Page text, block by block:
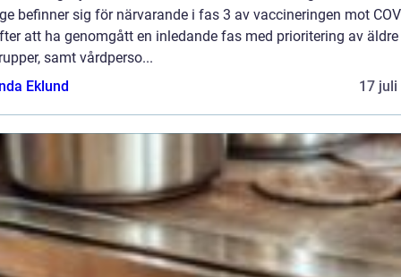
befinner sig för närvarande i fas 3 av vaccineringen mot
att ha genomgått en inledande fas med prioritering av
samt vårdperso...
Eklund
17 juli